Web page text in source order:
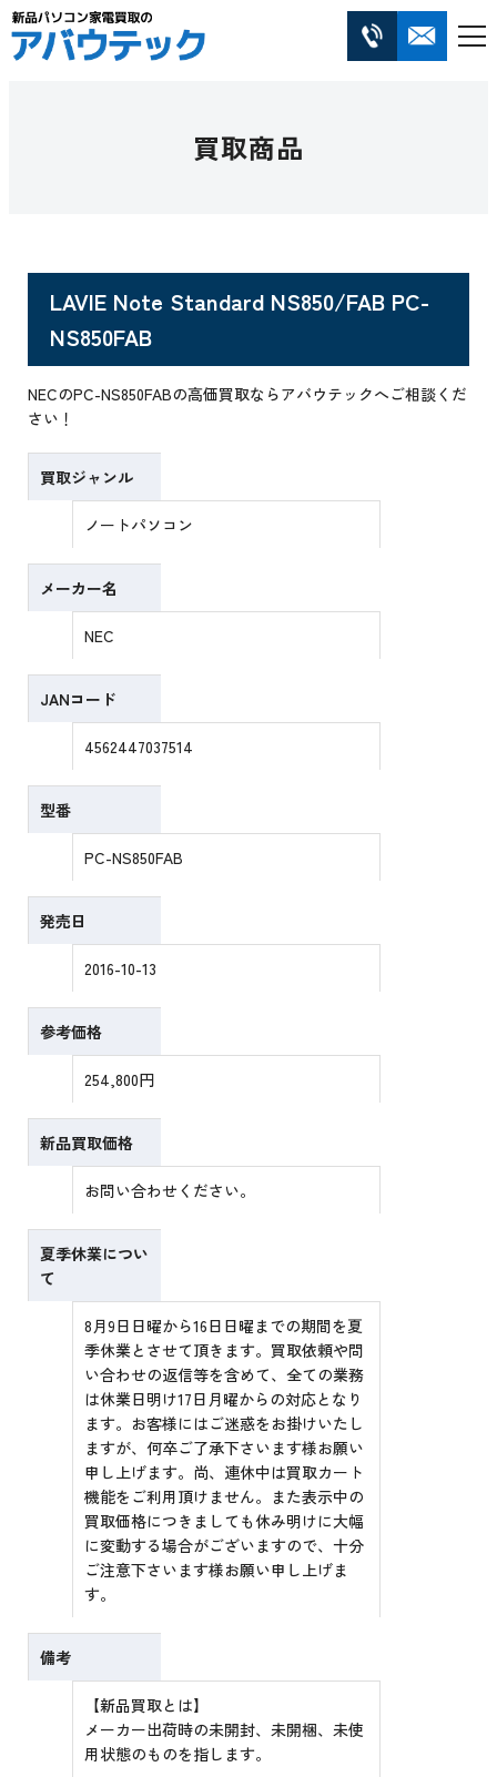
買取商品
LAVIE Note Standard NS850/FAB PC-
NS850FAB
NECのPC-NS850FABの高価買取ならアバウテックへご相談くだ
さい！
買取ジャンル
ノートパソコン
メーカー名
NEC
JANコード
4562447037514
型番
PC-NS850FAB
発売日
2016-10-13
参考価格
254,800円
新品買取価格
お問い合わせください。
夏季休業につい
て
8月9日日曜から16日日曜までの期間を夏
季休業とさせて頂きます。買取依頼や問
い合わせの返信等を含めて、全ての業務
は休業日明け17日月曜からの対応となり
ます。お客様にはご迷惑をお掛けいたし
ますが、何卒ご了承下さいます様お願い
申し上げます。尚、連休中は買取カート
機能をご利用頂けません。また表示中の
買取価格につきましても休み明けに大幅
に変動する場合がございますので、十分
ご注意下さいます様お願い申し上げま
す。
備考
【新品買取とは】
メーカー出荷時の未開封、未開梱、未使
用状態のものを指します。